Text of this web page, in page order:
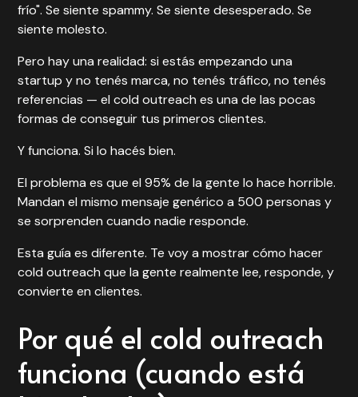
frío". Se siente spammy. Se siente desesperado. Se
siente molesto.
Pero hay una realidad: si estás empezando una
startup y no tenés marca, no tenés tráfico, no tenés
referencias — el cold outreach es una de las pocas
formas de conseguir tus primeros clientes.
Y funciona. Si lo hacés bien.
El problema es que el 95% de la gente lo hace horrible.
Mandan el mismo mensaje genérico a 500 personas y
se sorprenden cuando nadie responde.
Esta guía es diferente. Te voy a mostrar cómo hacer
cold outreach que la gente realmente lee, responde, y
convierte en clientes.
Por qué el cold outreach
funciona (cuando está